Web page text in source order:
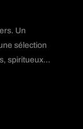
Un
sélection
spiritueux...